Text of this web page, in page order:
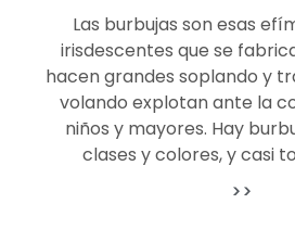
Las burbujas son esas
irisdescentes que se
hacen grandes soplando y
volando explotan ante la
niños y mayores. Hay
clases y colores, y casi
>>